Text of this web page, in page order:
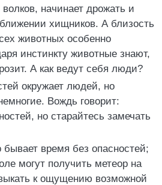
начинает дрожать и
хищников. А близость
животных особенно
инстинкту животные знают,
А как ведут себя люди?
окружает людей, но
Вождь говорит:
но старайтесь замечать
время без опасностей;
могут получить метеор на
к ощущению возможной